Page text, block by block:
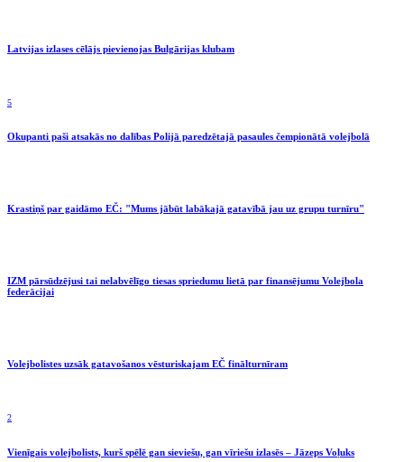
Latvijas izlases cēlājs pievienojas Bulgārijas klubam
5
Okupanti paši atsakās no dalības Polijā paredzētajā pasaules čempionātā volejbolā
Krastiņš par gaidāmo EČ: "Mums jābūt labākajā gatavībā jau uz grupu turnīru"
IZM pārsūdzējusi tai nelabvēlīgo tiesas spriedumu lietā par finansējumu Volejbola
federācijai
Volejbolistes uzsāk gatavošanos vēsturiskajam EČ finālturnīram
2
Vienīgais volejbolists, kurš spēlē gan sieviešu, gan vīriešu izlasēs – Jāzeps Voļuks